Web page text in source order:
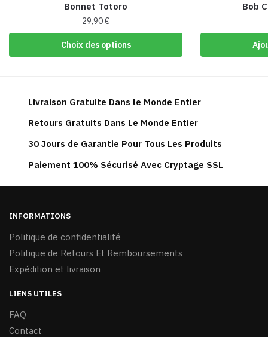
Bonnet Totoro
29,90€
Choix des options
Ce
produit
variations.
options
peuvent
choisies
sur
produit
Bob
Livraison Gratuite Dans le Monde Entier
Retours Gratuits Dans Le Monde Entier
30 Jours de Garantie Pour Tous Les Produits
Paiement 100% Sécurisé Avec Cryptage SSL
INFORMATIONS
Politique de confidentialité
Politique de Retours Et Remboursements
Expédition et livraison
LIENS UTILES
FAQ
Contact